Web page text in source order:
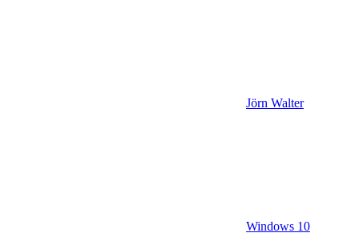
Jörn Walter
Windows 10